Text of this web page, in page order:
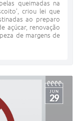
queimadas na
criou lei que
ao preparo
açúcar, renovação
de margens de
JUN
29